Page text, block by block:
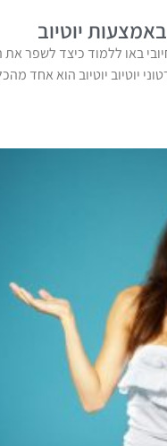
יוטיוב
באו ללמוד כיצד לשפר את
יוטיוב יוטיוב הוא אחד